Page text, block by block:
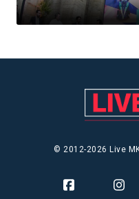
© 2012-2026 Live